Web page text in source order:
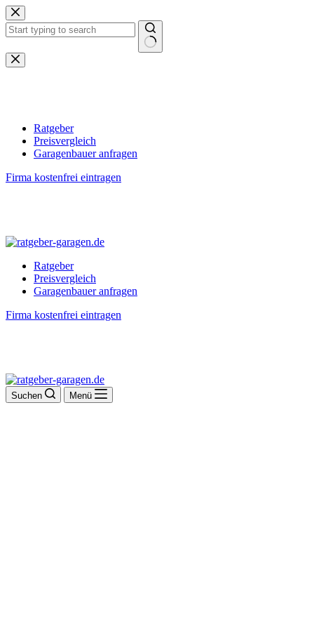
Zum
Inhalt
springen
Keine
Ergebnisse
Ratgeber
Preisvergleich
Garagenbauer anfragen
Firma kostenfrei eintragen
Ratgeber
Preisvergleich
Garagenbauer anfragen
Firma kostenfrei eintragen
Suchen Menü